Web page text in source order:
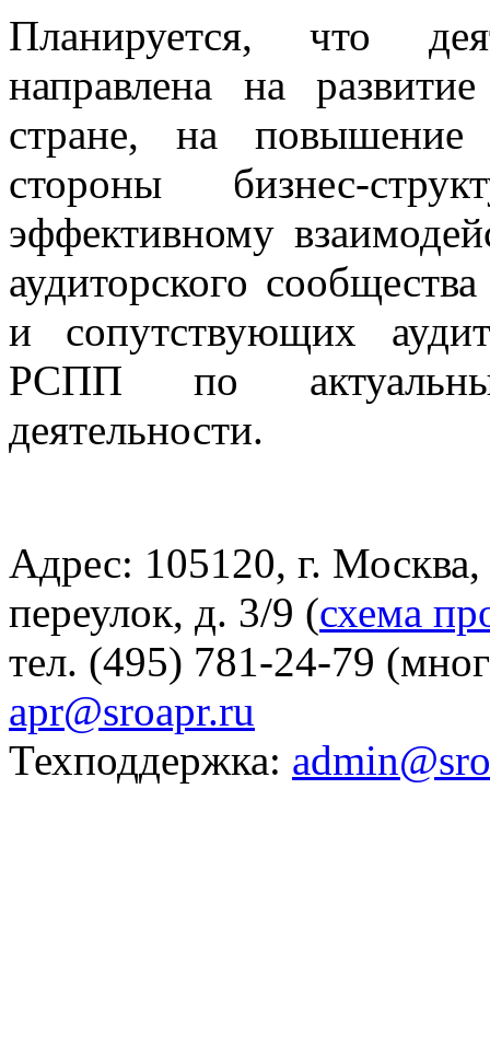
Планируется, что
направлена на
стране, на повышение
стороны бизнес-
эффективному
аудиторского
и сопутствующих
РСПП по
деятельности.
Адрес: 105120, г.
переулок, д. 3/9 (схема
тел. (495) 781-24-79
apr@sroapr.ru
Техподдержка: